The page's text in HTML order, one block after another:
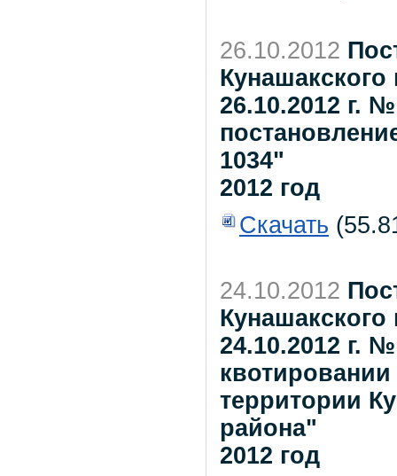
26.10.2012
26.10.2012 г.
1034"
2012 год
Скачать
24.10.2012
24.10.2012 г.
территории
района"
2012 год